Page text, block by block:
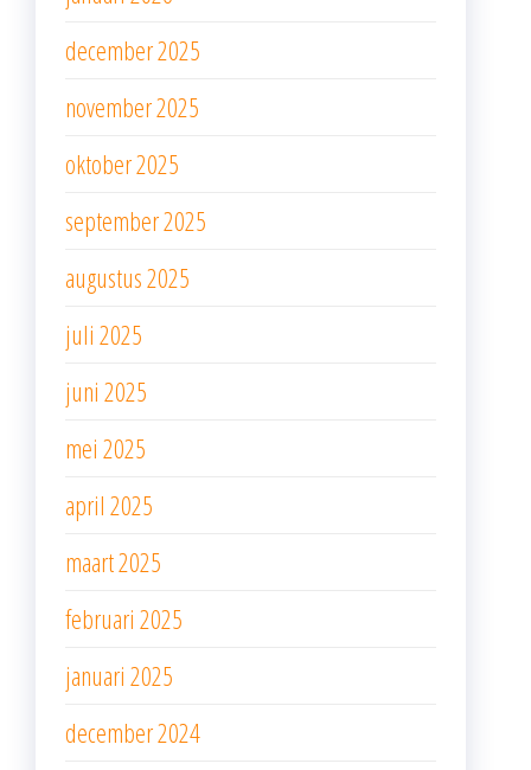
december 2025
november 2025
oktober 2025
september 2025
augustus 2025
juli 2025
juni 2025
mei 2025
april 2025
maart 2025
februari 2025
januari 2025
december 2024